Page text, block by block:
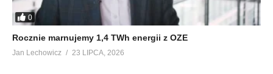
0
Rocznie marnujemy 1,4 TWh energii z OZE
Jan Lechowicz 23 LIPCA, 2026